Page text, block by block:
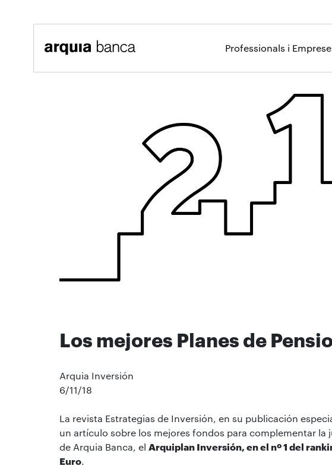
Professionals i
Los mejores Planes de
Arquia Inversión
6/11/18
La revista Estrategias de Inversión, en su publicación
un artículo sobre los mejores fondos para complementar
de Arquia Banca, el Arquiplan Inversión, en el nº 1 del
Euro.